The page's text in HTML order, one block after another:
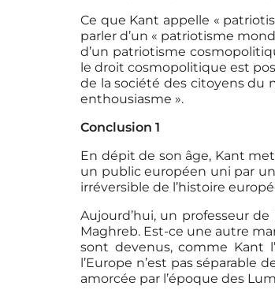
Ce que Kant appelle «
parler d’un « patriotisme
d’un patriotisme
le droit cosmopolitique est
de la société des citoyens du
enthousiasme ».
Conclusion 1
En dépit de son âge, Kant
un public européen uni par
irréversible de l’histoire
Aujourd’hui, un professeur
Maghreb. Est-ce une autre
sont devenus, comme Kant
l’Europe n’est pas
amorcée par l’époque des